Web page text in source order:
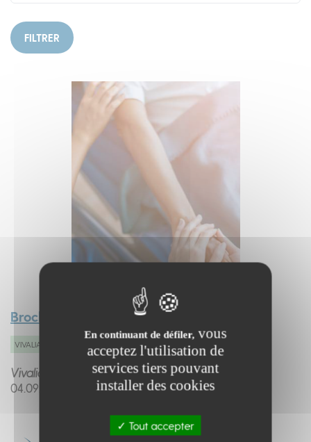
FILTRER
Brochure d'information sur Vivalia 2030
VIVALIA 2030
Vivalia
04.09.
En continuant de défiler, vous
acceptez l'utilisation de
services tiers pouvant
installer des cookies
Tout accepter